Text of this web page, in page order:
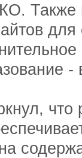
Также
для
что